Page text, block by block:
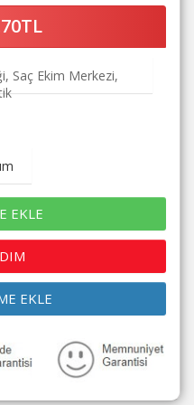
Saç Ekim Merkezi,
EKLE
EKLE